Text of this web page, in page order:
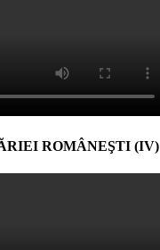
ROMÂNEŞTI (IV)